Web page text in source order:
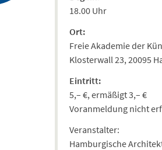
18.00 Uhr
Ort:
Freie Akademie der
Klosterwall 23, 20095
Eintritt:
5,– €, ermäßigt 3,– €
Voranmeldung nicht
Veranstalter:
Hamburgische